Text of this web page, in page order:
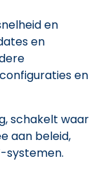
en
en
en
schakelt waar
aan beleid,
systemen.